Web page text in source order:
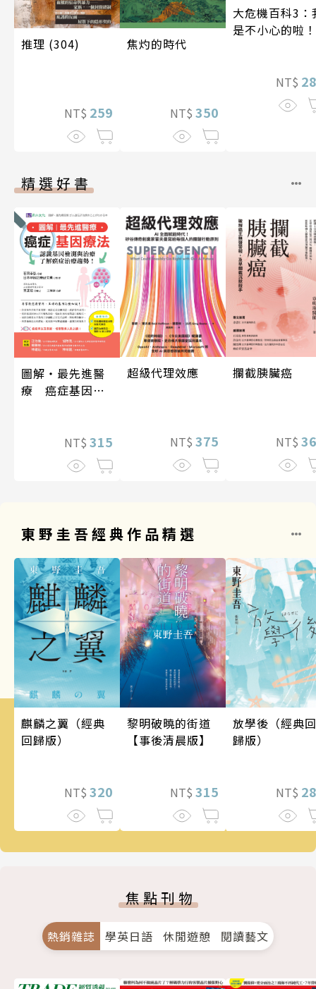
推理 (304)
NT$ 259
焦灼的時代
NT$ 350
大危機百科3：
是不小心的啦！
NT$
精選好書
圖解‧最先進醫
療 癌症基因療
NT$ 315
超級代理效應
NT$ 375
攔截胰臟癌
NT$
東野圭吾經典作品精選
麒麟之翼（經典
回歸版）
NT$ 320
黎明破曉的街道
【事後清晨版】
NT$ 315
放學後（經典回
歸版）
NT$
焦點刊物
熱銷雜誌 學英日語 休閒遊憩 閱讀藝文